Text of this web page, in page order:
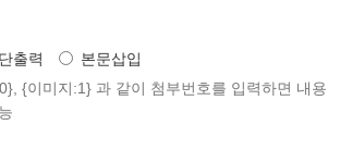
출력
본문삽입
{이미지:1} 과 같이 첨부번호를 입력하면 내용